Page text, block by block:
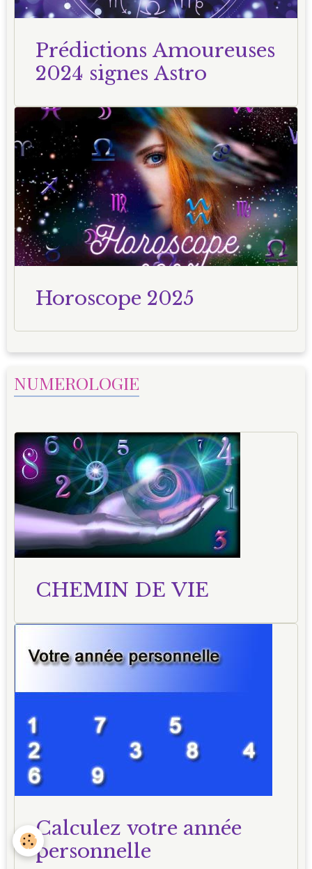
Prédictions Amoureuses
2024 signes Astro
Horoscope 2025
NUMEROLOGIE
CHEMIN DE VIE
Calculez votre année
personnelle